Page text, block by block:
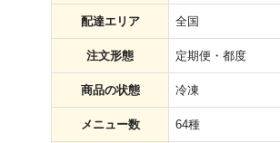
配達エリア 全国
注文形態 定期便・都度
商品の状態 冷凍
メニュー数 64種